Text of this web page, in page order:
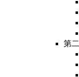
第